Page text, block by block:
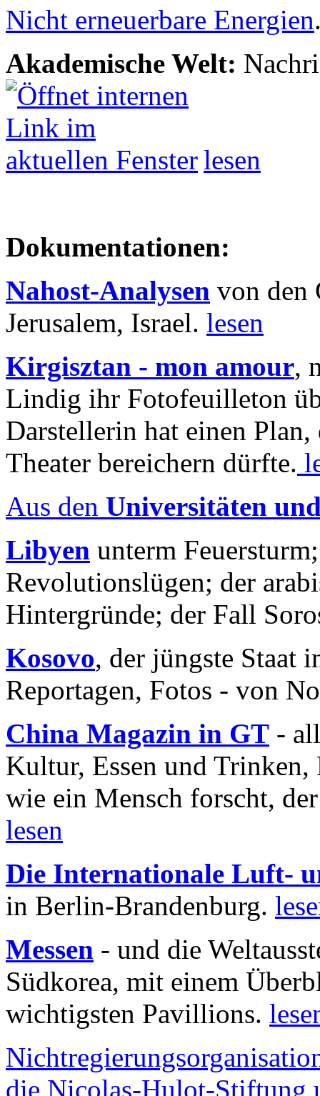
Nicht erneuerbare Energien
Akademische Welt:
lesen
Dokumentationen:
Nahost-Analysen von den
Jerusalem, Israel. lesen
Kirgisztan - mon amour,
Lindig ihr Fotofeuilleton
Darstellerin hat einen Plan,
Theater bereichern dürfte.
Aus den Universitäten
Libyen unterm
Revolutionslügen; der
Hintergründe; der Fall
Kosovo, der jüngste Staat
Reportagen, Fotos - von
China Magazin in GT -
Kultur, Essen und
wie ein Mensch forscht,
lesen
Die Internationale Luft-
in Berlin-Brandenburg.
Messen - und die
Südkorea, mit einem
wichtigsten Pavillions.
die Nicolas-Hulot-Stiftung